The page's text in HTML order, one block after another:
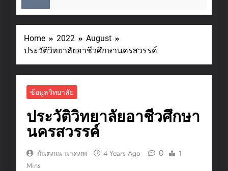
Home 2022
August
ประวัติวิทยาลัยอาชีวศึกษานครสวรรค์
ข้อมูลวิทยาลัย
ประวัติวิทยาลัยอาชีวศึกษา
นครสวรรค์
กันตภณ นาคภพ 4 Years Ago 0
1
Mins